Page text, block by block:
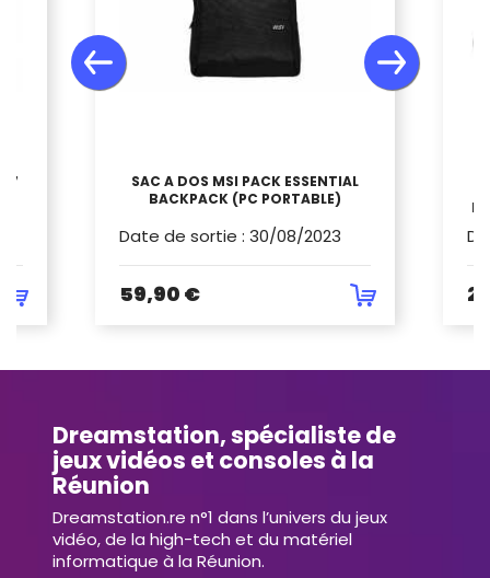
SAC A DOS MSI PACK ESSENTIAL
BACKPACK (PC PORTABLE)
Date de sortie : 30/08/2023
59,90 €
Dreamstation, spécialiste de
jeux vidéos et consoles à la
Réunion
Dreamstation.re n°1 dans l’univers du jeux
vidéo, de la high-tech et du matériel
informatique à la Réunion.